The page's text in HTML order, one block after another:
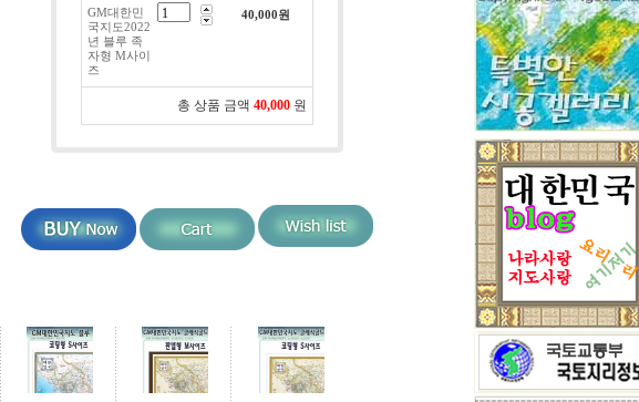
GM대한민
국지도2022
년 블루 족
자형 M사이
즈
40,000원
총 상품 금액 40,000 원